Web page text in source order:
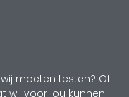
moeten testen? Of
wij voor jou kunnen